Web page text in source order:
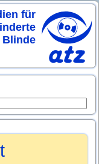
für
Blinde